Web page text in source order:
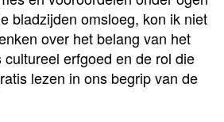
bladzijden omsloeg, kon ik niet
over het belang van het
erfgoed en de rol die
lezen in ons begrip van de